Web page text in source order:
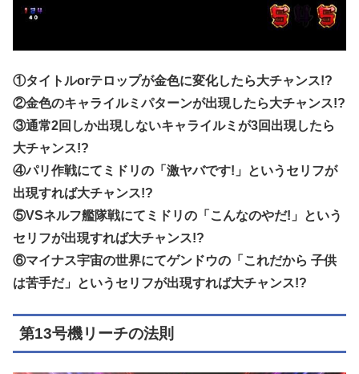
①タイトルorテロップが金色に変化したら大チャンス!?
②金色のキャライルミパターンが出現したら大チャンス!?
③通常2回しか出現しないキャライルミが3回出現したら
大チャンス!?
④パリ作戦にてミドリの「激ヤバです!」というセリフが
出現すれば大チャンス!?
⑤VSネルフ艦隊戦にてミドリの「こんなのやだ!」という
セリフが出現すれば大チャンス!?
⑥マイナス宇宙の世界にてゲンドウの「これだから 子供
は苦手だ」というセリフが出現すれば大チャンス!?
第13号機リーチの法則